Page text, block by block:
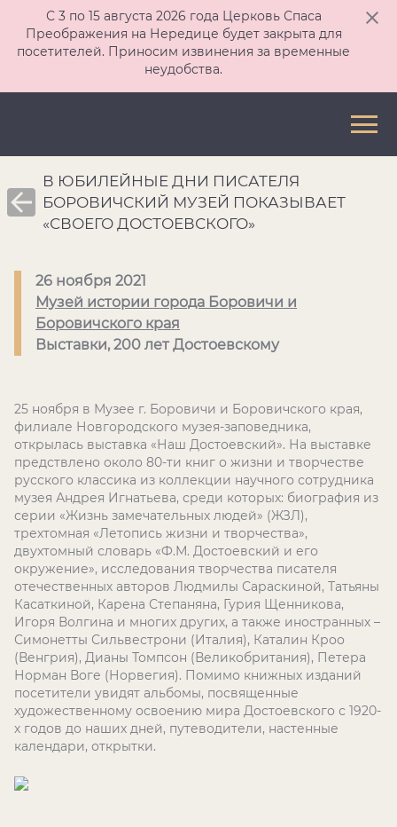
С 3 по 15 августа 2026 года Церковь Спаса
Преображения на Нередице будет закрыта для
посетителей. Приносим извинения за временные
неудобства.
В ЮБИЛЕЙНЫЕ ДНИ ПИСАТЕЛЯ
БОРОВИЧСКИЙ МУЗЕЙ ПОКАЗЫВАЕТ
«СВОЕГО ДОСТОЕВСКОГО»
26 ноября 2021
Музей истории города Боровичи и
Боровичского края
Выставки, 200 лет Достоевскому
25 ноября в Музее г. Боровичи и Боровичского края,
филиале Новгородского музея-заповедника,
открылась выставка «Наш Достоевский». На выставке
предствлено около 80-ти книг о жизни и творчестве
русского классика из коллекции научного сотрудника
музея Андрея Игнатьева, среди которых: биография из
серии «Жизнь замечательных людей» (ЖЗЛ),
трехтомная «Летопись жизни и творчества»,
двухтомный словарь «Ф.М. Достоевский и его
окружение», исследования творчества писателя
отечественных авторов Людмилы Сараскиной, Татьяны
Касаткиной, Карена Степаняна, Гурия Щенникова,
Игоря Волгина и многих других, а также иностранных –
Симонетты Сильвестрони (Италия), Каталин Кроо
(Венгрия), Дианы Томпсон (Великобритания), Петера
Норман Воге (Норвегия). Помимо книжных изданий
посетители увидят альбомы, посвященные
художественному освоению мира Достоевского с 1920-
х годов до наших дней, путеводители, настенные
календари, открытки.